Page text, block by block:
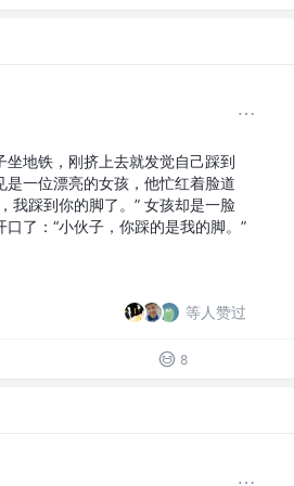
坐地铁，刚挤上去就发觉自己踩到
是一位漂亮的女孩，他忙红着脸道
我踩到你的脚了。” 女孩却是一脸
了：“小伙子，你踩的是我的脚。”
等人赞过
8